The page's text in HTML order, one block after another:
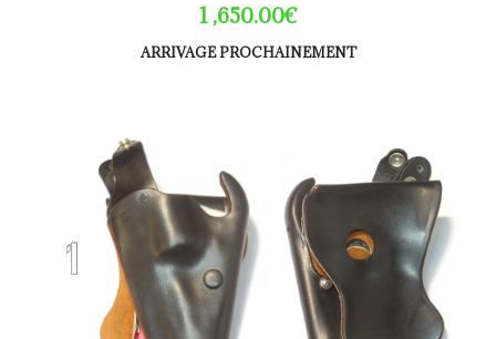
1 ,650.00€
ARRIVAGE PROCHAINEMENT